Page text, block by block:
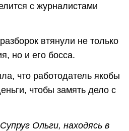
с журналистами
втянули не только
но и его босса.
что работодатель якобы
чтобы замять дело с
Ольги, находясь в